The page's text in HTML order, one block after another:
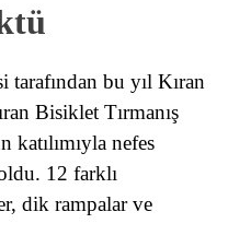
bu yıl Kıran
Bisiklet Tırmanış
katılımıyla nefes
12 farklı
dik rampalar ve